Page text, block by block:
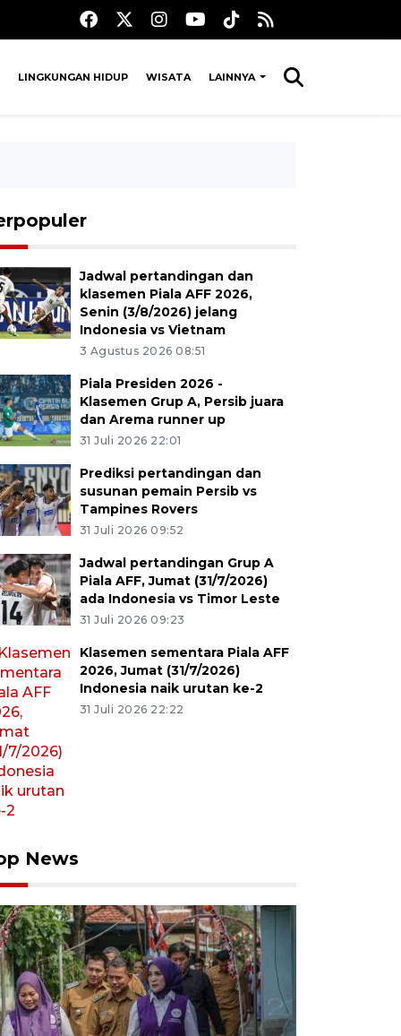
LINGKUNGAN HIDUP WISATA LAINNYA
Jadwal pertandingan dan
klasemen Piala AFF 2026,
Senin (3/8/2026) jelang
Indonesia vs Vietnam
3 Agustus 2026 08:51
Piala Presiden 2026 -
Klasemen Grup A, Persib juara
dan Arema runner up
31 Juli 2026 22:01
Prediksi pertandingan dan
susunan pemain Persib vs
Tampines Rovers
31 Juli 2026 09:52
Jadwal pertandingan Grup A
Piala AFF, Jumat (31/7/2026)
ada Indonesia vs Timor Leste
31 Juli 2026 09:23
Klasemen sementara Piala AFF
2026, Jumat (31/7/2026)
Indonesia naik urutan ke-2
31 Juli 2026 22:22
News